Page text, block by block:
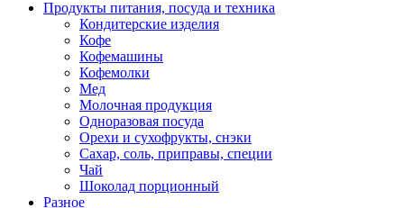
Продукты питания, посуда и техника
Кондитерские изделия
Кофе
Кофемашины
Кофемолки
Мед
Молочная продукция
Одноразовая посуда
Орехи и сухофрукты, снэки
Сахар, соль, приправы, специи
Чай
Шоколад порционный
Разное